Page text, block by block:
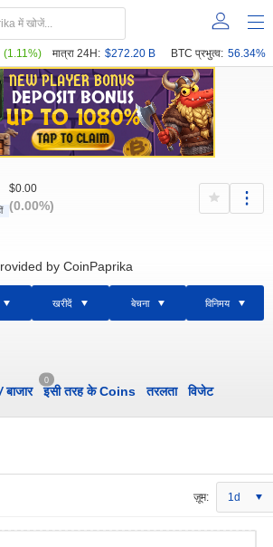
(1.11%) मात्रा 24H: $272.20 B BTC प्रभुत्व: 56.34%
$0.00
(0.00%)
by CoinPaprika
खरीदें बेचना विनिमय
/बाजार
0
इसी तरह के Coins तरलता विजेट
ज़ूम: 1d